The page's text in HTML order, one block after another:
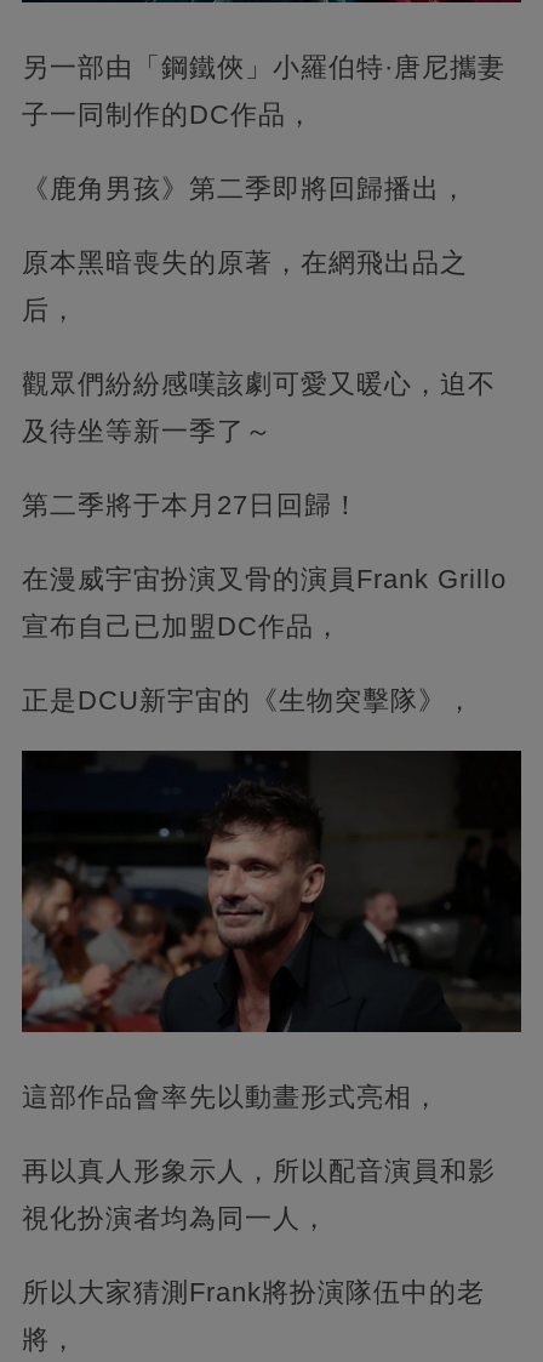
另一部由「鋼鐵俠」小羅伯特·唐尼攜妻
子一同制作的DC作品，‍
《鹿角男孩》第二季即將回歸播出，‍‍‍
原本黑暗喪失的原著，在網飛出品之
后，‍‍‍
觀眾們紛紛感嘆該劇可愛又暖心，迫不
及待坐等新一季了～‍‍‍‍
第二季將于本月27日回歸！‍‍‍‍
在漫威宇宙扮演叉骨的演員Frank Grillo
宣布自己已加盟DC作品，‍‍
正是DCU新宇宙的《生物突擊隊》，‍‍
這部作品會率先以動畫形式亮相，‍
再以真人形象示人，所以配音演員和影
視化扮演者均為同一人，
所以大家猜測Frank將扮演隊伍中的老
將，